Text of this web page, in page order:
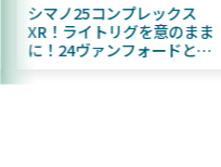
シマノ25コンプレックス
XR！ライトリグを意のまま
に！24ヴァンフォードとの